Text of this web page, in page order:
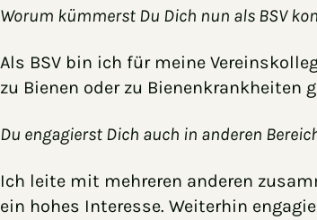
Worum kümmerst Du Dich nun als BSV
Als BSV bin ich für meine
zu Bienen oder zu
Du engagierst Dich auch in anderen
Ich leite mit mehreren anderen
ein hohes Interesse. Weiterhin